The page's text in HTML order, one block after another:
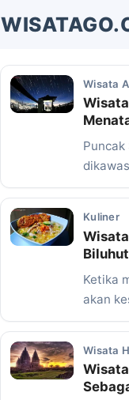
ke
Wisata
terletak
Kuliner
Ketika
akan
Wisata